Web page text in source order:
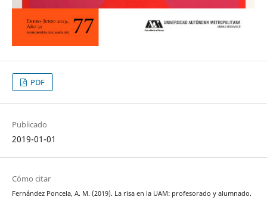
PDF
Publicado
2019-01-01
Cómo citar
Fernández Poncela, A. M. (2019). La risa en la UAM: profesorado y alumnado.